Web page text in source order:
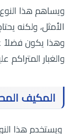
ويساهم هذا
الأمثل، ولكنه
وهذا يكون فضلاً
والغبار المتراكم
المكيف
ويستخدم هذا